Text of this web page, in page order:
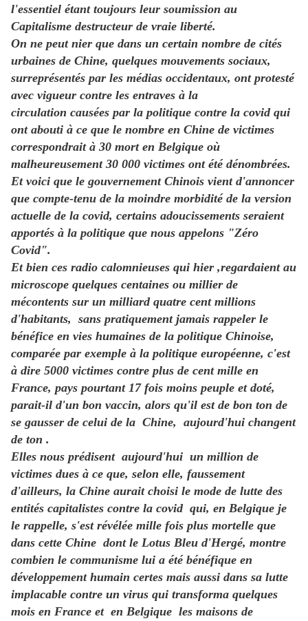
l'essentiel étant toujours leur soumission au
Capitalisme destructeur de vraie liberté.
On ne peut nier que dans un certain nombre de cités
urbaines de Chine, quelques mouvements sociaux,
surreprésentés par les médias occidentaux, ont protesté
avec vigueur contre les entraves à la
circulation causées par la politique contre la covid qui
ont abouti à ce que le nombre en Chine de victimes
correspondrait à 30 mort en Belgique où
malheureusement 30 000 victimes ont été dénombrées.
Et voici que le gouvernement Chinois vient d'annoncer
que compte-tenu de la moindre morbidité de la version
actuelle de la covid, certains adoucissements seraient
apportés à la politique que nous appelons "Zéro
Covid".
Et bien ces radio calomnieuses qui hier ,regardaient au
microscope quelques centaines ou millier de
mécontents sur un milliard quatre cent millions
d'habitants, sans pratiquement jamais rappeler le
bénéfice en vies humaines de la politique Chinoise,
comparée par exemple à la politique européenne, c'est
à dire 5000 victimes contre plus de cent mille en
France, pays pourtant 17 fois moins peuple et doté,
parait-il d'un bon vaccin, alors qu'il est de bon ton de
se gausser de celui de la Chine, aujourd'hui changent
de ton .
Elles nous prédisent aujourd'hui un million de
victimes dues à ce que, selon elle, faussement
d'ailleurs, la Chine aurait choisi le mode de lutte des
entités capitalistes contre la covid qui, en Belgique je
le rappelle, s'est révélée mille fois plus mortelle que
dans cette Chine dont le Lotus Bleu d'Hergé, montre
combien le communisme lui a été bénéfique en
développement humain certes mais aussi dans sa lutte
implacable contre un virus qui transforma quelques
mois en France et en Belgique les maisons de